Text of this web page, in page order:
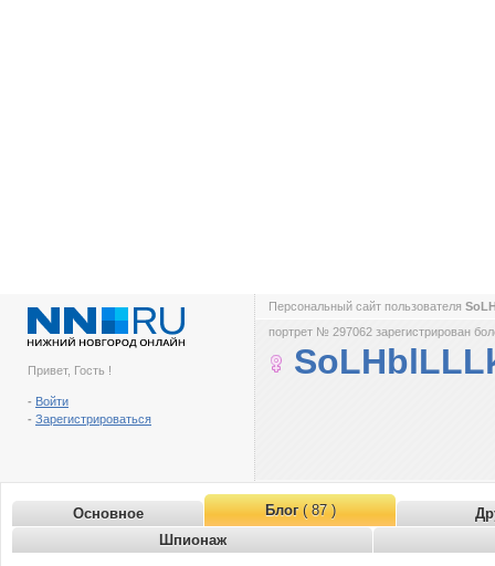
Привет, Гость !
- Войти
- Зарегистрироваться
Персональный сайт пользователя
портрет № 297062 зарегистрирован
Основное Блог( 87 )
Шпионаж